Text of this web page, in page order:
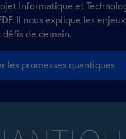
Informatique et
Il nous explique les
de demain.
les promesses quantiques